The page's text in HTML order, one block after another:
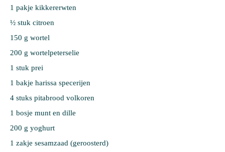
1 pakje kikkererwten
½ stuk citroen
150 g wortel
200 g wortelpeterselie
1 stuk prei
1 bakje harissa specerijen
4 stuks pitabrood volkoren
1 bosje munt en dille
200 g yoghurt
1 zakje sesamzaad (geroosterd)